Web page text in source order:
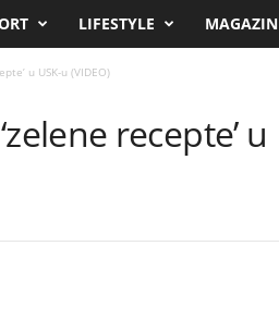
LIFESTYLE MAGAZIN
u USK-u (VIDEO)
recepte’ u